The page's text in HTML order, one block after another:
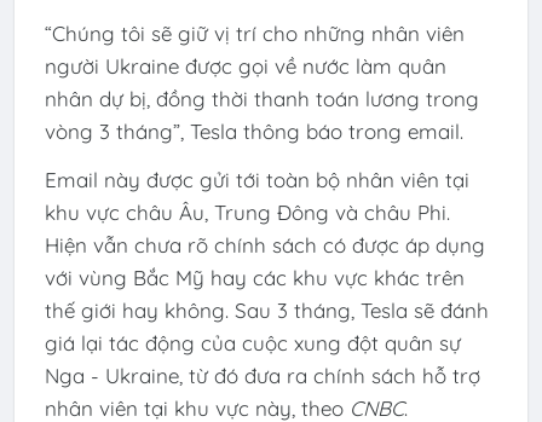
“Chúng tôi sẽ giữ vị trí cho những nhân viên
người Ukraine được gọi về nước làm quân
nhân dự bị, đồng thời thanh toán lương trong
vòng 3 tháng”, Tesla thông báo trong email.
Email này được gửi tới toàn bộ nhân viên tại
khu vực châu Âu, Trung Đông và châu Phi.
Hiện vẫn chưa rõ chính sách có được áp dụng
với vùng Bắc Mỹ hay các khu vực khác trên
thế giới hay không. Sau 3 tháng, Tesla sẽ đánh
giá lại tác động của cuộc xung đột quân sự
Nga - Ukraine, từ đó đưa ra chính sách hỗ trợ
nhân viên tại khu vực này, theo CNBC.